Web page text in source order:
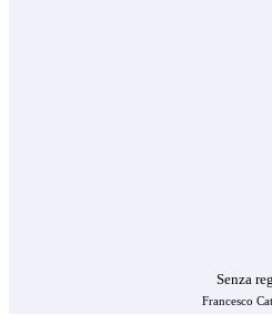
Senza
Francesco